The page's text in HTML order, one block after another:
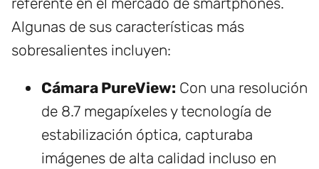
Algunas de sus características más
sobresalientes incluyen:
Cámara PureView: Con una resolución
de 8.7 megapíxeles y tecnología de
estabilización óptica, capturaba
imágenes de alta calidad incluso en